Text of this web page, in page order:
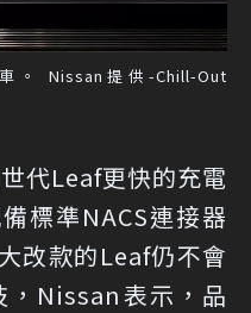
。 Nissan提供-Chill-Out
代Leaf更快的充電
標準NACS連接器
改款的Leaf仍不會
，Nissan表示，品